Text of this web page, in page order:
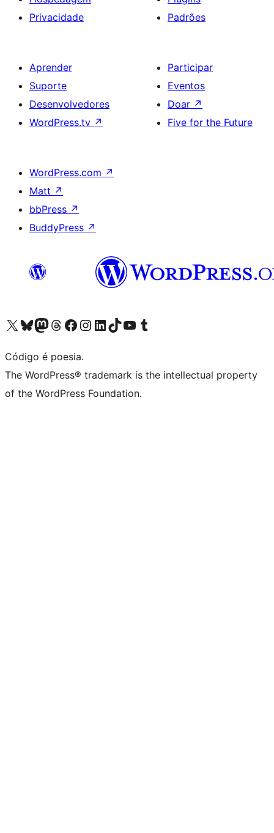
Privacidade
Padrões
Aprender
Suporte
Desenvolvedores
WordPress.tv ↗
Participar
Eventos
Doar ↗
Five for the Future
WordPress.com ↗
Matt ↗
bbPress ↗
BuddyPress ↗
Acessar nossa conta do X (antigo Twitter)
Acessar nossa conta do Bluesky
Acessar nossa conta do Mastodon
Acessar nossa conta do Threads
Acessar nossa página do Facebook
Acessar nossa conta do Instagram
Acessar nossa conta do LinkedIn
Acessar nossa conta do TikTok
Acessar nosso canal do YouTube
Acessar nossa conta no Tumblr
Código é poesia.
The WordPress® trademark is the intellectual property
of the WordPress Foundation.